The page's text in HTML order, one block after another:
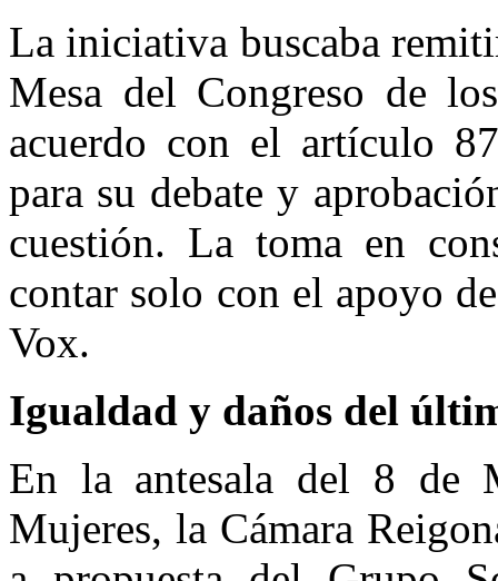
La iniciativa buscaba
Mesa del Congreso de
acuerdo con el artículo
para su debate y
cuestión. La toma en
contar solo con el apoyo
Vox.
Igualdad y daños del
En la antesala del 8 de
Mujeres, la Cámara